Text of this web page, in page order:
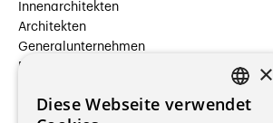
Innenarchitekten
Architekten
Generalunternehmen
Beauftragte Unternehmen
Hersteller/Lieferanten
FRENCH
×
Diese Webseite verwendet